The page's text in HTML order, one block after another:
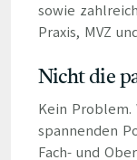
sowie
Praxis, MVZ
Nicht die
Kein
spannenden
Fach- und